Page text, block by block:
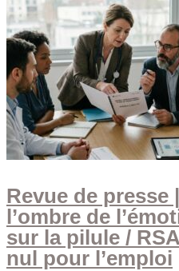
Revue de presse
l’ombre de
sur la pilule /
nul pour l’emploi